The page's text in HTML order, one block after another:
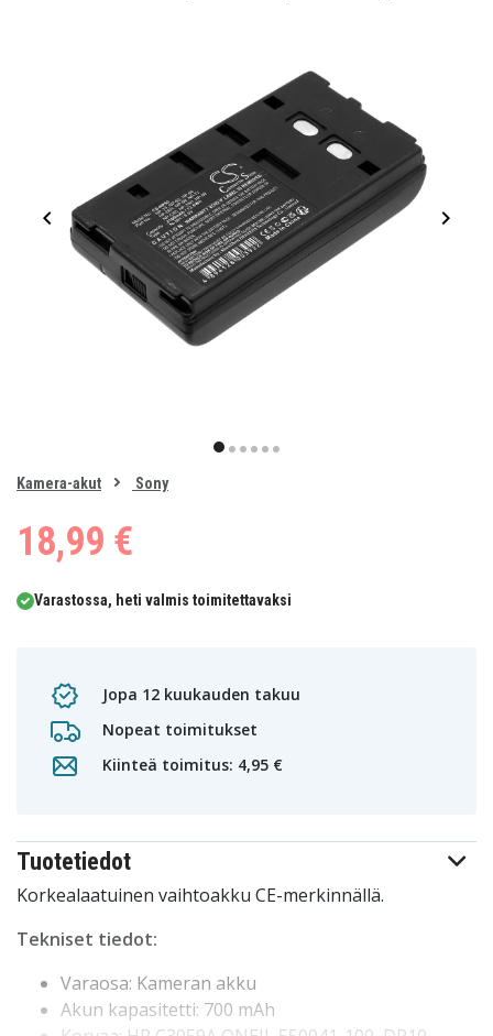
item
of
Kamera-akut Sony
18,99 €
Varastossa, heti valmis toimitettavaksi
Jopa 12 kuukauden takuu
Nopeat toimitukset
Kiinteä toimitus: 4,95 €
Tuotetiedot
Korkealaatuinen vaihtoakku CE-merkinnällä.
Tekniset tiedot:
Varaosa: Kameran akku
Akun kapasitetti: 700 mAh